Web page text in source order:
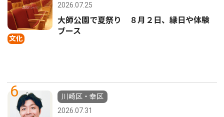
文化
2026.07.25
大師公園で夏祭り ８月２日、縁日や体験
ブース
6
川崎区・幸区
2026.07.31